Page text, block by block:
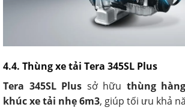
4.4. Thùng xe tải Tera 345SL Plus
Tera 345SL Plus sở hữu thùng
khúc xe tải nhẹ 6m3, giúp tối ưu khả